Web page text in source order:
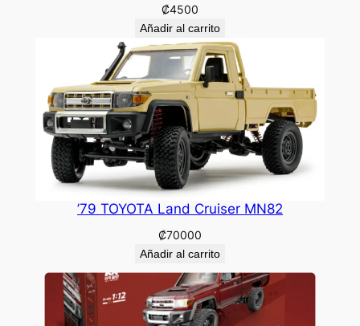
₡4500
Añadir al carrito
’79 TOYOTA Land Cruiser MN82
₡70000
Añadir al carrito